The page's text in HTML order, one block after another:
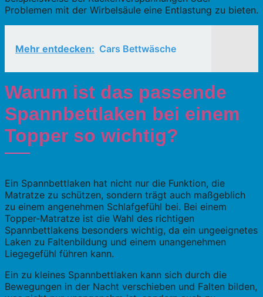
Problemen mit der Wirbelsäule eine Entlastung zu bieten.
Mehr entdecken: Cars Bettwäsche
Warum ist das passende
Spannbettlaken bei einem
Topper so wichtig?
Ein Spannbettlaken hat nicht nur die Funktion, die
Matratze zu schützen, sondern trägt auch maßgeblich
zu einem angenehmen Schlafgefühl bei. Bei einem
Topper-Matratze ist die Wahl des richtigen
Spannbettlakens besonders wichtig, da ein ungeeignetes
Laken zu Faltenbildung und einem unangenehmen
Liegegefühl führen kann.
Ein zu kleines Spannbettlaken kann sich durch die
Bewegungen in der Nacht verschieben und Falten bilden,